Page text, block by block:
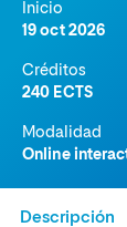
Inicio
19 oct 2026
Créditos
240 ECTS
Modalidad
Online
Descripción